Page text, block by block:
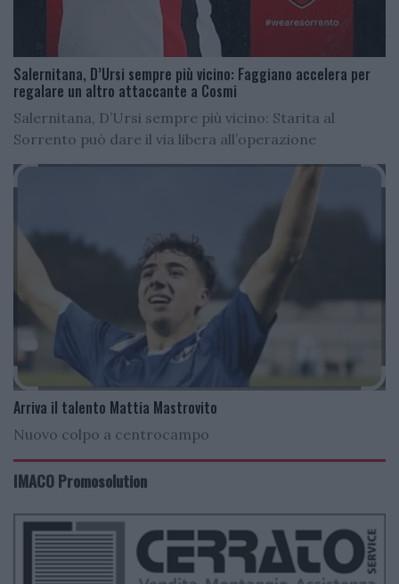
Salernitana, D’Ursi sempre più vicino: Faggiano accelera per
regalare un altro attaccante a Cosmi
Salernitana, D’Ursi sempre più vicino: Starita al
Sorrento può dare il via libera all’operazione
Arriva il talento Mattia Mastrovito
Nuovo colpo a centrocampo
IMACO Promosolution